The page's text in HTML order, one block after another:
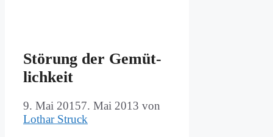
Stö­rung der Ge­müt­
lich­keit
9. Mai 20157. Mai 2013 von
Lothar Struck